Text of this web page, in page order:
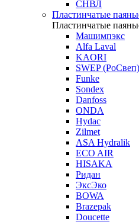
СНВЛ
Пластинчатые
Пластинчатые
Машимпэкс
Alfa Laval
KAORI
SWEP (РоСвеп)
Funke
Sondex
Danfoss
ONDA
Hydac
Zilmet
ASA Hydralik
ECO AIR
HISAKA
Ридан
ЭксЭко
BOWA
Brazepak
Doucette